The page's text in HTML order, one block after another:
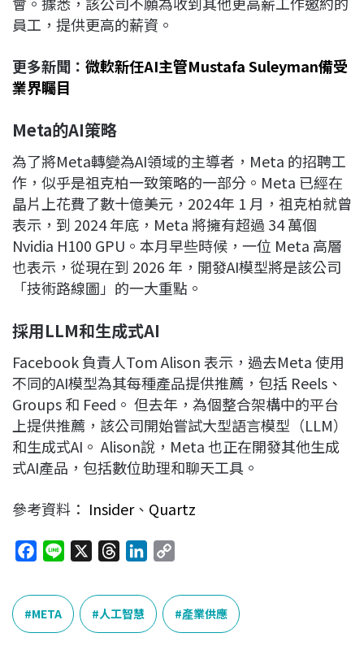
員工，提供更高的薪資。
更多新聞： 微軟新任AI主管Mustafa Suleyman備受
業界矚目
Meta的AI策略
為了將Meta轉變為AI領域的主導者，Meta 的招聘工
作，似乎是祖克柏一致策略的一部分。Meta 已經在
晶片上花費了數十億美元，2024年 1 月，祖克柏就曾
表示，到 2024 年底，Meta 將擁有超過 34 萬個
Nvidia H100 GPU。本月早些時候，一位 Meta 高層
也表示，從現在到 2026 年，開發AI模型將是該公司
「技術路線圖」的一大重點。
採用LLM和生成式AI
Facebook 負責人Tom Alison 表示，過去Meta 使用
不同的AI模型為其每種產品提供推薦，包括 Reels、
Groups 和 Feed。 但去年，為個整合架構中的平台
上提供推薦，該公司開始嘗試大型語言模型（LLM）
和生成式AI。 Alison說，Meta 也正在開發其他生成
式AI產品，包括數位助理和聊天工具。
參考資料： Insider、 Quartz
c
e
b
n
r
e
a
n
e
p
y
L
META 人工智慧 產業供應